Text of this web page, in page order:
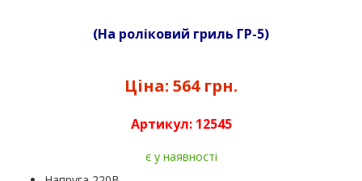
(На роліковий гриль ГР-5)
Ціна: 564 грн.
Артикул: 12545
є у наявності